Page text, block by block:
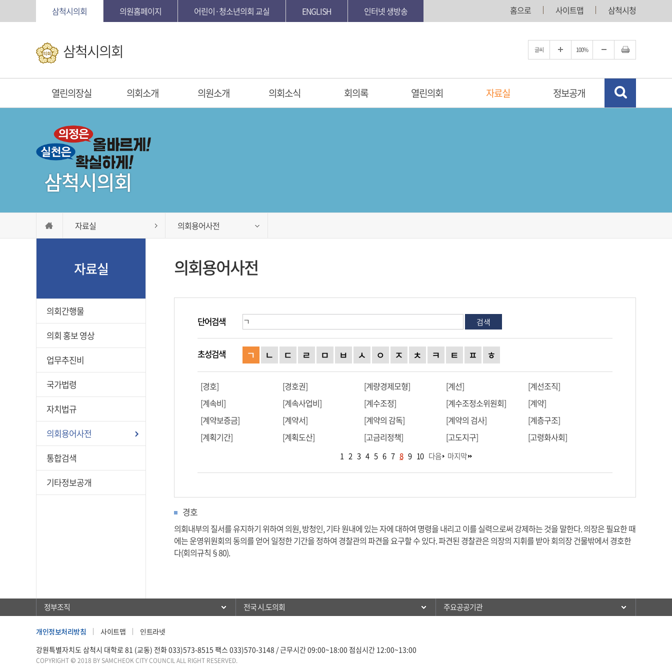
삼척시의회 의원홈페이지 어린이·청소년의회 교실 ENGLISH 인터넷 생방송 홈으로 사이트맵 삼척시청
삼척시의회 글씨 100%
열린의장실 의회소개 의원소개 의회소식 회의록 열린의회 자료실 정보공개
삼척시의회
자료실 의회용어사전
자료실
의회간행물
의회 홍보 영상
업무추진비
국가법령
자치법규
의회용어사전
통합검색
기타정보공개
의회용어사전
단어검색 검색
초성검색 ㄱ ㄴ ㄷ ㄹ ㅁ ㅂ ㅅ ㅇ ㅈ ㅊ ㅋ ㅌ ㅍ ㅎ
[경호] [경호권] [계량경제모형] [계선]
[계선조직]
[계속비]
[계속사업비] [계수조정] [계수조정소위원회]
[계약]
[계약보증금]
[계약서] [계약의 감독] [계약의 검사]
[계층구조]
[계획기간]
[계획도산] [고금리정책] [고도지구] [고령화사회]
1 2 3 4 5 6 7 8 9 10 다음 마지막
경호
의회내부의 질서를 유지하기 위하여 의원, 방청인, 기타 원내에 있는 자에 대하여 명령을 내리고 이를 실력으로써 강제하는 것을 말한다. 의장은 필요한 때
에는 운영위원회의 동의를 얻어 일정한 기간을 정하여 경찰관의 파견을 요구할 수 있다. 파견된 경찰관은 의장의 지휘를 받아 회의장 건물밖에서 경호한
다(회의규칙§80).
정부조직 전국 시.도의회 주요공공기관
개인정보처리방침 사이트맵
인트라넷
강원특별자치도 삼척시 대학로 81 (교동) 전화 033)573-8515 팩스 033)570-3148 / 근무시간 09:00~18:00 점심시간 12:00~13:00
COPYRIGHT © 2018 BY SAMCHEOK CITY COUNCIL ALL RIGHT RESERVED.